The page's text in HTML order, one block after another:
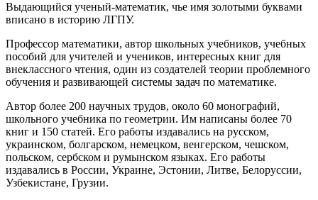
Выдающийся ученый-математик, чье имя золотыми буквами
вписано в историю ЛГПУ.
Профессор математики, автор школьных учебников, учебных
пособий для учителей и учеников, интересных книг для
внеклассного чтения, один из создателей теории проблемного
обучения и развивающей системы задач по математике.
Автор более 200 научных трудов, около 60 монографий,
школьного учебника по геометрии. Им написаны более 70
книг и 150 статей. Его работы издавались на русском,
украинском, болгарском, немецком, венгерском, чешском,
польском, сербском и румынском языках. Его работы
издавались в России, Украине, Эстонии, Литве, Белоруссии,
Узбекистане, Грузии.